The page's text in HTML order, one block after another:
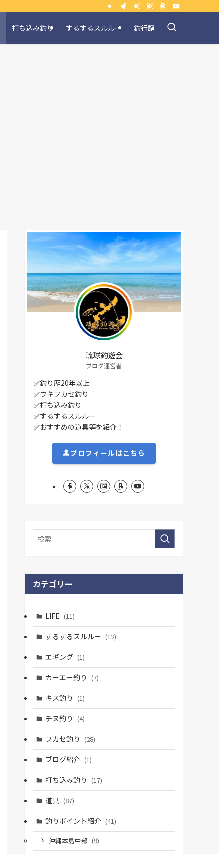
打ち込み釣り するするスルルー 釣行記
琉球釣遊会
ブログ運営者
✅釣り歴20年以上
✅ウキフカセ釣り
✅打ち込み釣り
✅するするスルルー
✅おすすめの道具等を紹介！
プロフィールはこちら
カテゴリー
LIFE (11)
するするスルルー (12)
エギング (1)
カーエー釣り (7)
キス釣り (1)
チヌ釣り (4)
フカセ釣り (28)
ブログ紹介 (1)
打ち込み釣り (17)
道具 (87)
釣りポイント紹介 (41)
沖縄本島中部 (9)